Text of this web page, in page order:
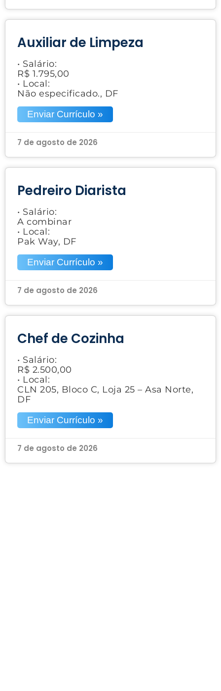
Auxiliar de Limpeza
• Salário:
R$ 1.795,00
• Local:
Não especificado., DF
Enviar Currículo »
7 de agosto de 2026
Pedreiro Diarista
• Salário:
A combinar
• Local:
Pak Way, DF
Enviar Currículo »
7 de agosto de 2026
Chef de Cozinha
• Salário:
R$ 2.500,00
• Local:
CLN 205, Bloco C, Loja 25 – Asa Norte,
DF
Enviar Currículo »
7 de agosto de 2026